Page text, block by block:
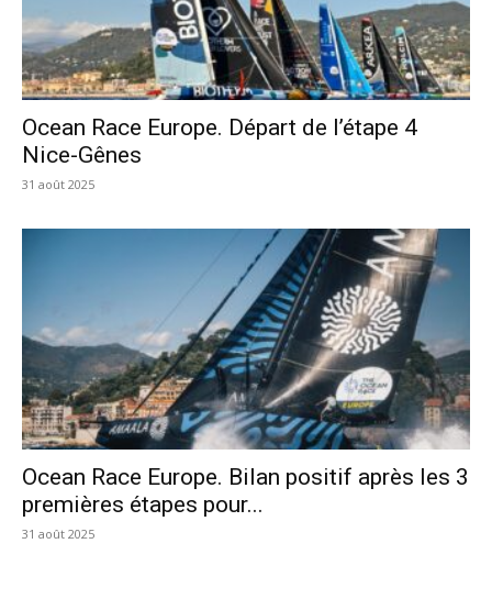
Ocean Race Europe. Départ de l’étape 4
Nice-Gênes
31 août 2025
Ocean Race Europe. Bilan positif après les 3
premières étapes pour...
31 août 2025